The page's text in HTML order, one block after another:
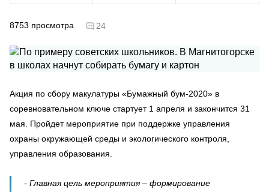
8753 просмотра 24
Акция по сбору макулатуры «Бумажный бум-2020» в
соревновательном ключе стартует 1 апреля и закончится 31
мая. Пройдет мероприятие при поддержке управления
охраны окружающей среды и экологического контроля,
управления образования.
- Главная цель мероприятия – формирование